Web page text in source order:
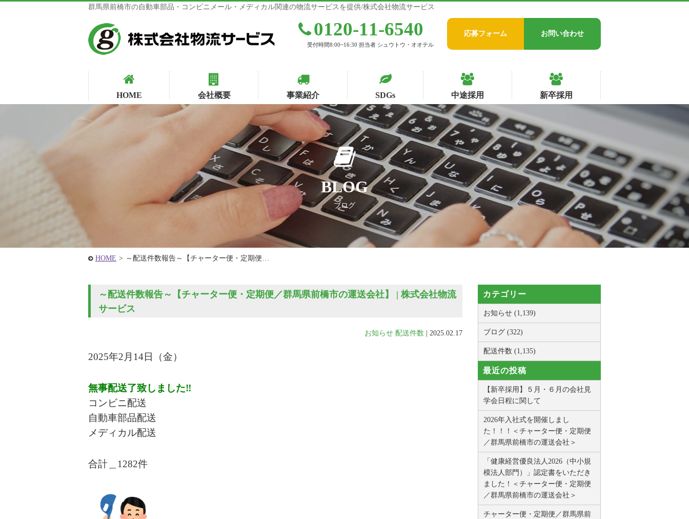
群馬県前橋市の自動車部品・コンビニメール・メディカル関連の物流サービスを提供/株式会社物流サービス
HOME 会社概要 事業紹介 SDGs 中途採用 新卒採用
応募フォーム お問い合わせ
0120-11-6540
受付時間8:00~16:30 担当者 シュウトウ・オオテル
BLOG
ブログ
HOME > ～配送件数報告～【チャーター便・定期便…
～配送件数報告～【チャーター便・定期便／群馬県前橋市の運送会社】 | 株式会社物流
サービス
お知らせ 配送件数 2025.02.17
2025年2 月14日 （金）
無事配送了致しました‼
コンビニ配送
自動車部品配送
メディカル配送
合計＿1282件
カテゴリー
お知らせ (1,139)
ブログ (322)
配送件数 (1,135)
最近の投稿
【新卒採用】５月・６月の会社見
学会日程に関して
2026年入社式を開催しまし
た！！！＜チャーター便・定期便
／群馬県前橋市の運送会社＞
「健康経営優良法人2026（中小規
模法人部門）」認定書をいただき
ました！＜チャーター便・定期便
／群馬県前橋市の運送会社＞
チャーター便・定期便／群馬県前